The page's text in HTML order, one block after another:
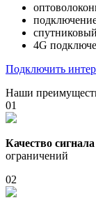
4G
Подключить
Наши
01
Качество сигнала
ограничений
02